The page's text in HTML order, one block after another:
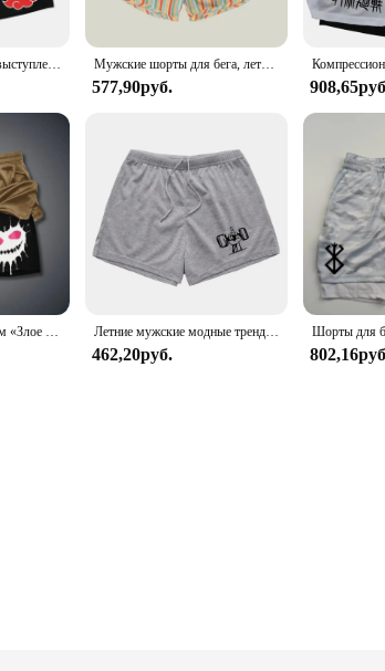
Мужские шорты для выступлений 2 в 1, спортивные компрессионные шорты с карманами на петлях для полотенец, тренировки в тренажерном зале, фитнес, бег, аниме, принт Мужские шорты для бега, летние тканые легкие быстросохнущие неэластичные, повседневные пляжные шорты с принтом для улицы, шорты для плавания
577,90руб.
2024, шорты с принтом «Злое улыбающееся лицо», спортивные повседневные быстросохнущие спортивные модные шорты, мужские восьмицветные шорты XS-3XL Летние мужские модные трендовые спортивные шорты с принтом жеста для бега фитнеса Повседневные Удобные чистые освежающие шорты
462,20руб.